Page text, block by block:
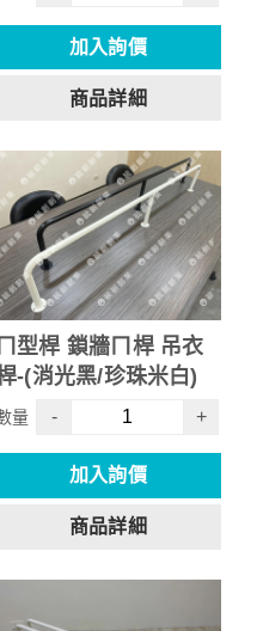
加入詢價
商品詳細
ㄇ型桿 鎖牆ㄇ桿 吊衣
-(消光黑/珍珠米白)
量 - +
加入詢價
商品詳細